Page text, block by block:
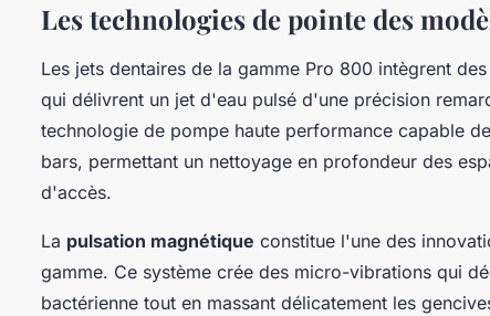
Les technologies de pointe des
Les jets dentaires de la gamme Pro 800 intègrent des
qui délivrent un jet d'eau pulsé d'une précision
technologie de pompe haute performance capable
bars, permettant un nettoyage en profondeur des
d'accès.
La pulsation magnétique constitue l'une des
gamme. Ce système crée des micro-vibrations qui
bactérienne tout en massant délicatement les